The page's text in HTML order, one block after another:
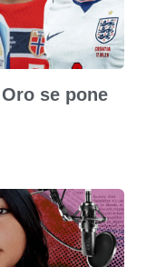
se pone